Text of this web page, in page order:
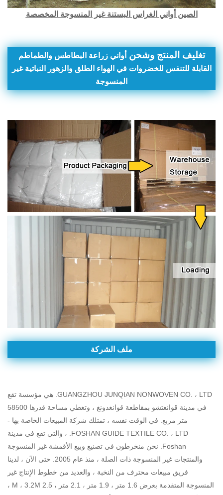
الصين أواني الغراس البستنة غير المنسوجة المخصصة
تغليف المنتج وشحن أواني زراعة البطاطس والطماطم
القابلة للتنفس للخضروات في الهواء الطلق والزهور النباتية غير
المنسوجة
ملف الشركة
GUANGZHOU JUNQIAN NONWOVEN CO. ، LTD. هي مؤسسة تقع
في مدينة قوانغتشو بمقاطعة قوانغدونغ ، وتغطي مساحة قدرها 58500
متر مربع. في الوقت نفسه ، تمتلك شركة المبيعات الخاصة بها -
FOSHAN GUIDE TEXTILE CO. ، LTD. ، والتي تقع في مدينة
Foshan.
نحن منخرطون في تصنيع وبيع الأقمشة غير المنسوجة
والمنتجات غير المنسوجة ذات الصلة ، منذ عام 2005. حتى الآن ، لدينا
فريق مبيعات محترف من النخبة ، والعديد من خطوط الإنتاج غير
المنسوجة المتقدمة بعرض 1.6 متر ، 1.9 متر ، 2.1 متر ، 2.5 M ، 3.2M ،